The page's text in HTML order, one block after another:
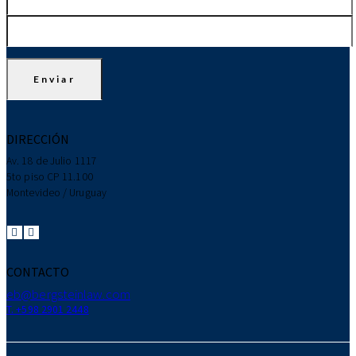
DIRECCIÓN
Av. 18 de Julio 1117
5to piso CP 11.100
Montevideo / Uruguay
CONTACTO
eb@bergsteinlaw.com
T. +598 2901 2448